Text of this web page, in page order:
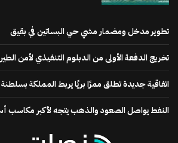
تطوير مدخل ومضمار مشي حي البساتين في بقيق
تخريج الدفعة الأولى من الدبلوم التنفيذي لأمن
اتفاقية جديدة تطلق ممرًا بريًا يربط المملكة
النفط يواصل الصعود والذهب يتجه لأكبر مكاسب